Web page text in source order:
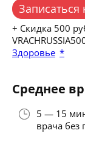
Записаться
+ Скидка 500
Здоровье *
Среднее
5 — 15
врача без